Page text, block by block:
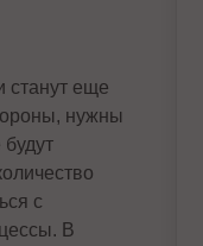
станут еще
нужны
с
В